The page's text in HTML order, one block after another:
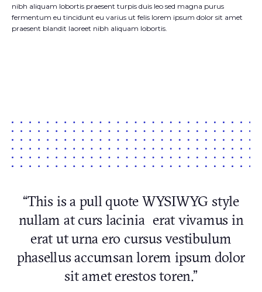
nibh aliquam lobortis praesent turpis duis leo sed magna purus
fermentum eu tincidunt eu varius ut felis lorem ipsum dolor sit amet
praesent blandit laoreet nibh aliquam lobortis.
“This is a pull quote WYSIWYG style
nullam at curs lacinia erat vivamus in
erat ut urna ero cursus vestibulum
phasellus accumsan lorem ipsum dolor
sit amet erestos toren.”